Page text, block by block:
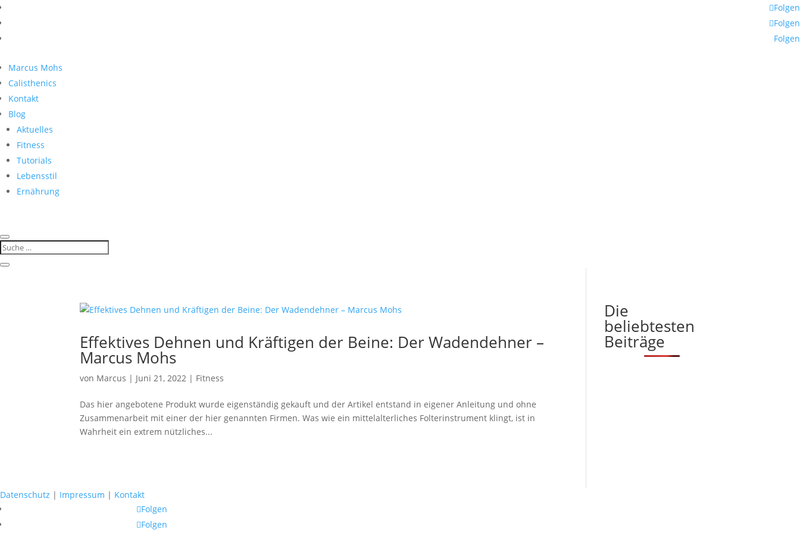
Folgen
Folgen
Folgen
Marcus Mohs
Calisthenics
Kontakt
Blog
Aktuelles
Fitness
Tutorials
Lebensstil
Ernährung
Effektives Dehnen und Kräftigen der Beine: Der Wadendehner –
Marcus Mohs
von Marcus | Juni 21, 2022 | Fitness
Das hier angebotene Produkt wurde eigenständig gekauft und der Artikel entstand in eigener Anleitung und ohne
Zusammenarbeit mit einer der hier genannten Firmen. Was wie ein mittelalterliches Folterinstrument klingt, ist in
Wahrheit ein extrem nützliches...
Die
beliebtesten
Beiträge
Datenschutz | Impressum | Kontakt
Folgen
Folgen